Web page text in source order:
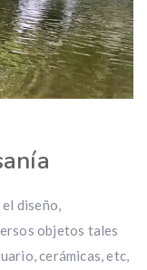
diseño,
objetos tales
cerámicas, etc,